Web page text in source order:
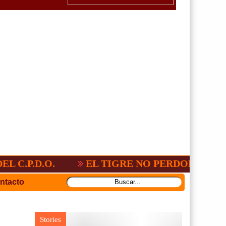
EL TIGRE NO PERDONO A
Stories